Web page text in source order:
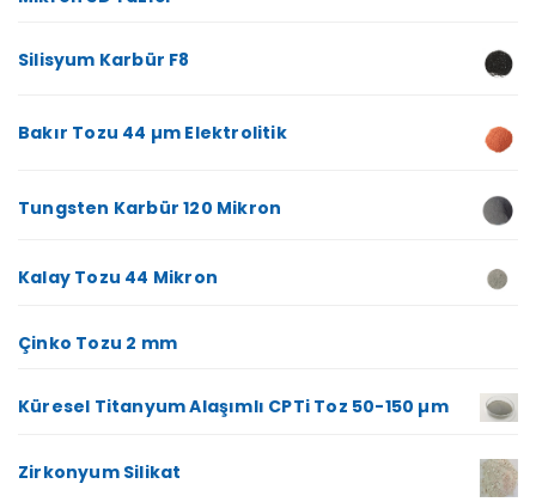
Silisyum Karbür F8
Bakır Tozu 44 µm Elektrolitik
Tungsten Karbür 120 Mikron
Kalay Tozu 44 Mikron
Çinko Tozu 2 mm
Küresel Titanyum Alaşımlı CPTi Toz 50-150 µm
Zirkonyum Silikat